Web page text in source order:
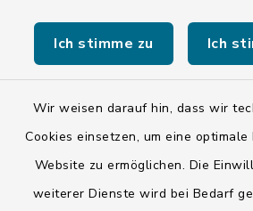
Ich stimme zu Ich
Wir weisen darauf hin, dass wir
Cookies einsetzen, um eine
Website zu ermöglichen. Die
weiterer Dienste wird bei Bedarf
Kontakt